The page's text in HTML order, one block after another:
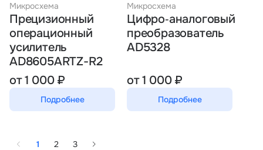
Микросхема
Прецизионный
операционный
усилитель
AD8605ARTZ-R2
от 1 000 ₽
Подробнее
Микросхема
Цифро‑аналоговый
преобразователь
AD5328
от 1 000 ₽
Подробнее
1 2 3